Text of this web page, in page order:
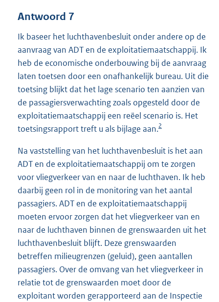
Antwoord 7
Ik baseer het luchthavenbesluit onder andere op de
aanvraag van ADT en de exploitatiemaatschappij. Ik
heb de economische onderbouwing bij de aanvraag
laten toetsen door een onafhankelijk bureau. Uit die
toetsing blijkt dat het lage scenario ten aanzien van
de passagiersverwachting zoals opgesteld door de
exploitatiemaatschappij een reëel scenario is. Het
toetsingsrapport treft u als bijlage aan.2
Na vaststelling van het luchthavenbesluit is het aan
ADT en de exploitatiemaatschappij om te zorgen
voor vliegverkeer van en naar de luchthaven. Ik heb
daarbij geen rol in de monitoring van het aantal
passagiers. ADT en de exploitatiemaatschappij
moeten ervoor zorgen dat het vliegverkeer van en
naar de luchthaven binnen de grenswaarden uit het
luchthavenbesluit blijft. Deze grenswaarden
betreffen milieugrenzen (geluid), geen aantallen
passagiers. Over de omvang van het vliegverkeer in
relatie tot de grenswaarden moet door de
exploitant worden gerapporteerd aan de Inspectie